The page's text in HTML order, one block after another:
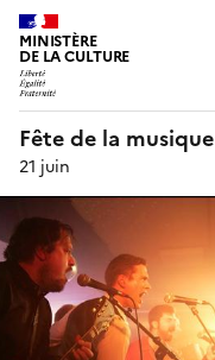
MINISTÈRE
DE LA CULTURE
Fête de la musique
21 juin